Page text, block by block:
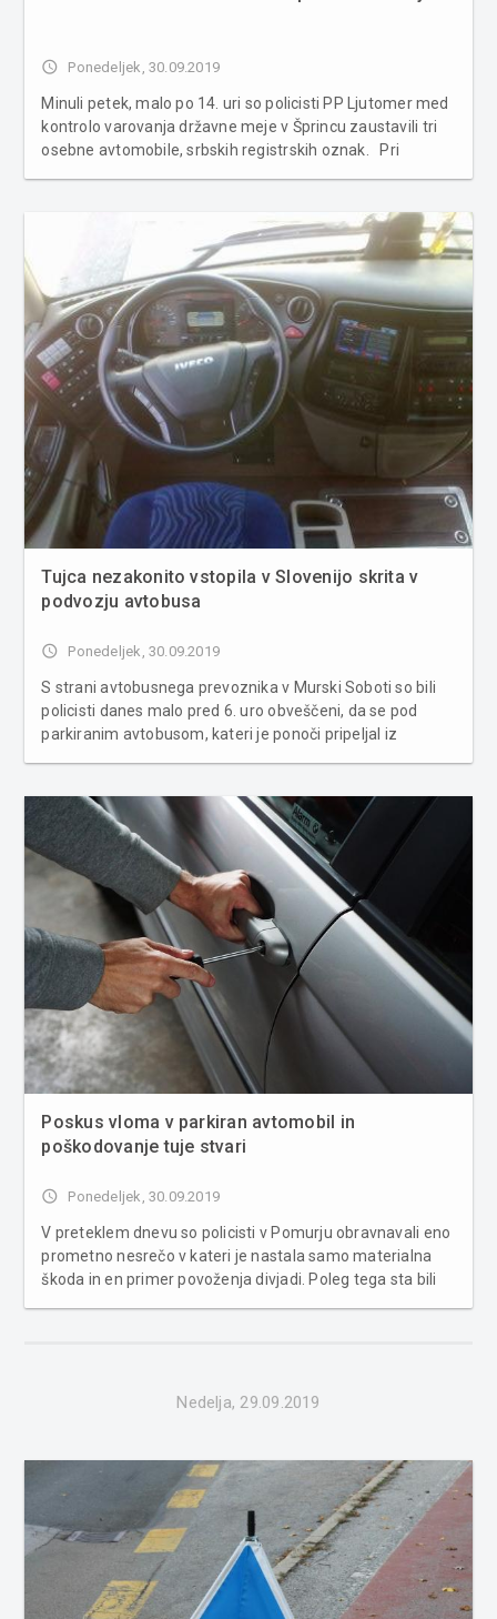
access_time Ponedeljek, 30.09.2019
Minuli petek, malo po 14. uri so policisti PP Ljutomer med
kontrolo varovanja državne meje v Šprincu zaustavili tri
osebne avtomobile, srbskih registrskih oznak. Pri
Tujca nezakonito vstopila v Slovenijo skrita v
podvozju avtobusa
access_time Ponedeljek, 30.09.2019
S strani avtobusnega prevoznika v Murski Soboti so bili
policisti danes malo pred 6. uro obveščeni, da se pod
parkiranim avtobusom, kateri je ponoči pripeljal iz
majhnem prostoru (loputi) ...
Poskus vloma v parkiran avtomobil in
poškodovanje tuje stvari
access_time Ponedeljek, 30.09.2019
V preteklem dnevu so policisti v Pomurju obravnavali eno
prometno nesrečo v kateri je nastala samo materialna
škoda in en primer povoženja divjadi. Poleg tega sta bili
Nedelja, 29.09.2019